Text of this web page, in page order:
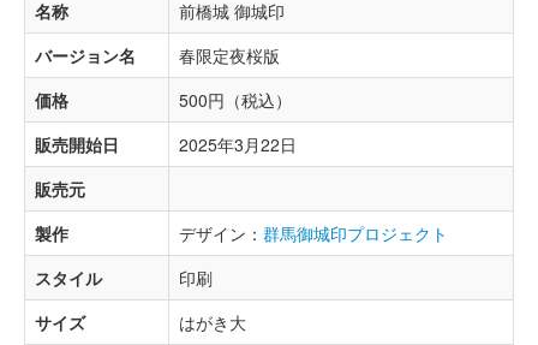
名称
前橋城 御城印
バージョン名
春限定夜桜版
価格
500円（税込）
販売開始日
2025年3月22日
販売元
製作
デザイン： 群馬御城印プロジェクト
スタイル
印刷
サイズ
はがき大